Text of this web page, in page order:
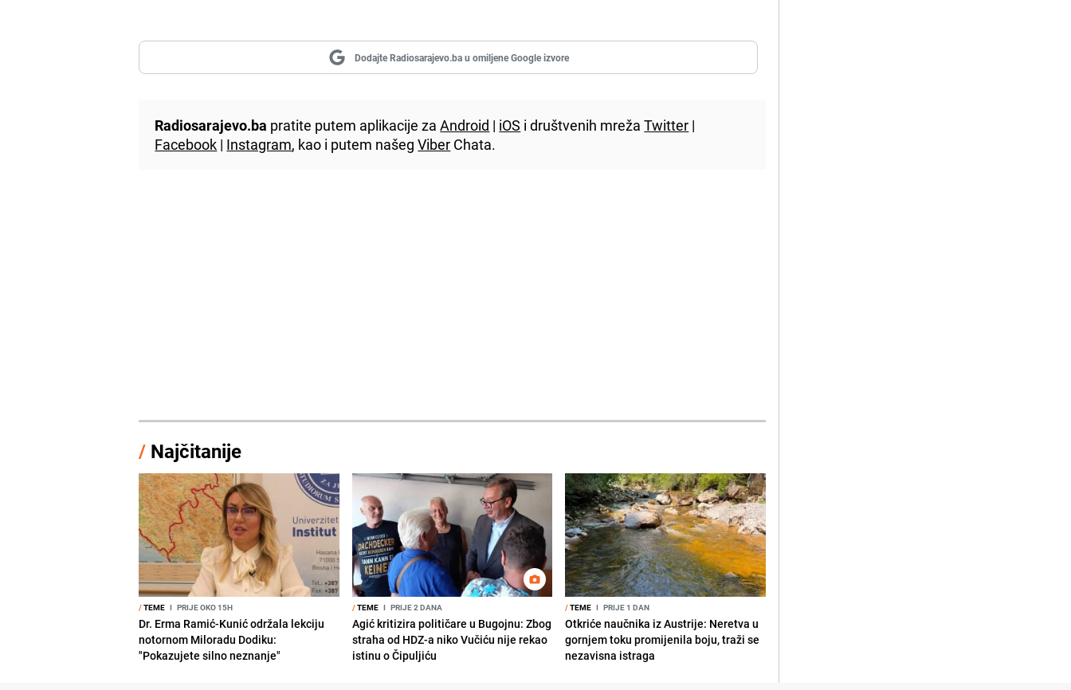
Dodajte Radiosarajevo.ba u omiljene Google izvore
Radiosarajevo.ba pratite putem aplikacije zaAndroid | iOS i društvenih mrežaTwitter |
Facebook | Instagram, kao i putem našegViber Chata.
/ Najčitanije
/TEME I PRIJE OKO 15H
Dr. Erma Ramić-Kunić održala lekciju
notornom Miloradu Dodiku:
"Pokazujete silno neznanje"
/TEME I PRIJE 2 DANA
Agić kritizira političare u Bugojnu: Zbog
straha od HDZ-a niko Vučiću nije rekao
istinu o Čipuljiću
/TEME I PRIJE 1 DAN
Otkriće naučnika iz Austrije: Neretva u
gornjem toku promijenila boju, traži se
nezavisna istraga